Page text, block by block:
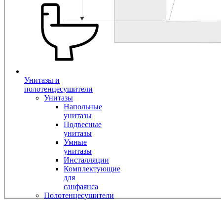
Унитазы и
полотенцесушители
Унитазы
Напольные
унитазы
Подвесные
унитазы
Умные
унитазы
Инсталляции
Комплектующие
для
санфаянса
Полотенцесушители